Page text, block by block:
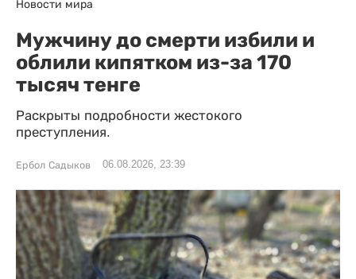
Новости мира
Мужчину до смерти избили и
облили кипятком из-за 170
тысяч тенге
Раскрыты подробности жестокого
преступления.
Ербол Садыков 06.08.2026, 23:39